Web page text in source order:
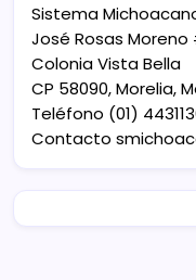
Sistema
José Rosas Moreno
Colonia Vista Bella
CP 58090, Morelia,
Teléfono (01)
Contacto